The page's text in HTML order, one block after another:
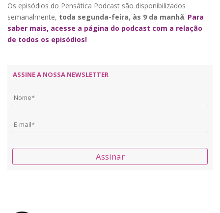
Os episódios do Pensática Podcast são disponibilizados
semanalmente, toda segunda-feira, às 9 da manhã. Para
saber mais, acesse a página do podcast com a relação
de todos os episódios!
ASSINE A NOSSA NEWSLETTER
Assinar